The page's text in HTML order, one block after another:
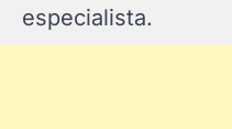
especialista.